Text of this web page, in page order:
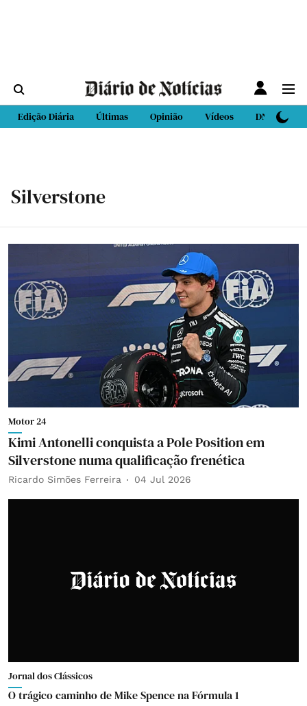
Edição Diária Últimas Opinião Vídeos DN Sport
Silverstone
Motor 24
Kimi Antonelli conquista a Pole Position em
Silverstone numa qualificação frenética
Ricardo Simões Ferreira 04 Jul 2026
Jornal dos Clássicos
O trágico caminho de Mike Spence na Fórmula 1